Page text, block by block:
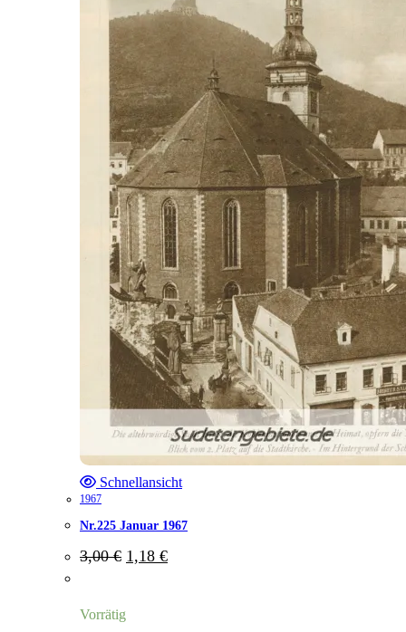
Schnellansicht
1967
Nr.225 Januar 1967
3,00€ Ursprünglicher
Preis
1,18 €Aktueller
Preis
Vorrätig